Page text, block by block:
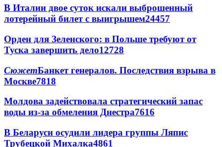
В Италии двое суток искали выброшенный
лотерейный билет с выигрышем24457
Орден для Зеленского: в Польше требуют от
Туска завершить дело12728
СюжетБанкет генералов. Последствия взрыва в
Москве7818
Молдова задействовала стратегический запас
воды из-за обмеления Днестра7616
В Беларуси осудили лидера группы Ляпис
Трубецкой Михалка4861